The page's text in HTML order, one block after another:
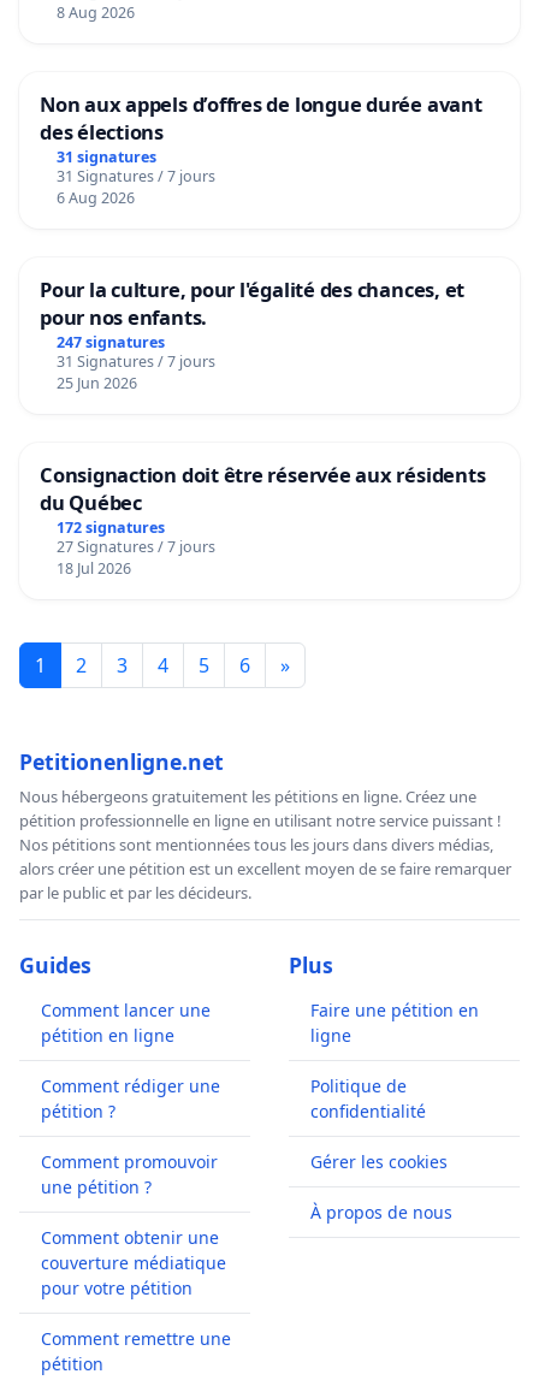
8 Aug 2026
Non aux appels d’offres de longue durée avant
des élections
31 signatures
31 Signatures / 7 jours
6 Aug 2026
Pour la culture, pour l'égalité des chances, et
pour nos enfants.
247 signatures
31 Signatures / 7 jours
25 Jun 2026
Consignaction doit être réservée aux résidents
du Québec
172 signatures
27 Signatures / 7 jours
18 Jul 2026
1 2 3 4 5 6 »
Petitionenligne.net
Nous hébergeons gratuitement les pétitions en ligne. Créez une
pétition professionnelle en ligne en utilisant notre service puissant !
Nos pétitions sont mentionnées tous les jours dans divers médias,
alors créer une pétition est un excellent moyen de se faire remarquer
par le public et par les décideurs.
Guides
Comment lancer une
pétition en ligne
Comment rédiger une
pétition ?
Comment promouvoir
une pétition ?
Comment obtenir une
couverture médiatique
pour votre pétition
Comment remettre une
pétition
Plus
Faire une pétition en
ligne
Politique de
confidentialité
Gérer les cookies
À propos de nous